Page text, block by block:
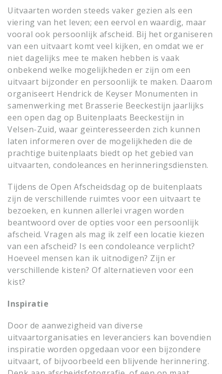
Uitvaarten worden steeds vaker gezien als een
viering van het leven; een eervol en waardig, maar
vooral ook persoonlijk afscheid. Bij het organiseren
van een uitvaart komt veel kijken, en omdat we er
niet dagelijks mee te maken hebben is vaak
onbekend welke mogelijkheden er zijn om een
uitvaart bijzonder en persoonlijk te maken. Daarom
organiseert Hendrick de Keyser Monumenten in
samenwerking met Brasserie Beeckestijn jaarlijks
een open dag op Buitenplaats Beeckestijn in
Velsen-Zuid, waar geïnteresseerden zich kunnen
laten informeren over de mogelijkheden die de
prachtige buitenplaats biedt op het gebied van
uitvaarten, condoleances en herinneringsdiensten.
Tijdens de Open Afscheidsdag op de buitenplaats
zijn de verschillende ruimtes voor een uitvaart te
bezoeken, en kunnen allerlei vragen worden
beantwoord over de opties voor een persoonlijk
afscheid. Vragen als mag ik zelf een locatie kiezen
van een afscheid? Is een condoleance verplicht?
Hoeveel mensen kan ik uitnodigen? Zijn er
verschillende kisten? Of alternatieven voor een
kist?
Inspiratie
Door de aanwezigheid van diverse
uitvaartorganisaties en leveranciers kan bovendien
inspiratie worden opgedaan voor een bijzondere
uitvaart, of bijvoorbeeld een blijvende herinnering.